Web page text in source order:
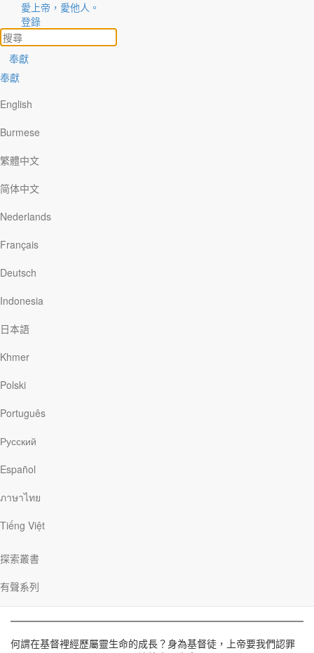
愛上帝，愛他人。
登錄
奉獻
奉獻
English
Burmese
繁體中文
简体中文
Nederlands
Français
Deutsch
Indonesia
日本語
Khmer
Polski
Português
Русский
Español
ภาษาไทย
Tiếng Việt
探索叢書
有聲系列
在基督裡成長
每月主題
當我們相信基督是你我的救主時，該如何與祂建立更親密的關係
耶穌自稱是「好牧人」，因祂帶領並看顧那些跟隨祂的人。祂說：
10章27節）。如何才能聽到這位好牧人的聲音呢？
啟示來向我們說話（提摩太後書3章16節）。
愛和祈求來回應祂（約翰福音15章7節）。
．我們與信徒交流。
．我們與人分享信仰。
們。人們若看見我們的生命已被改變，也明白我們真的關心他們，
係都不盡相同，但一個真正的基督徒會渴望聽從上帝、回應祂，與
你開始踏上這條信仰的旅程，就讓上帝以祂創造的大能，引導你與
何謂在基督裡經歷屬靈生命的成長？身為基督徒，上帝要我們認罪